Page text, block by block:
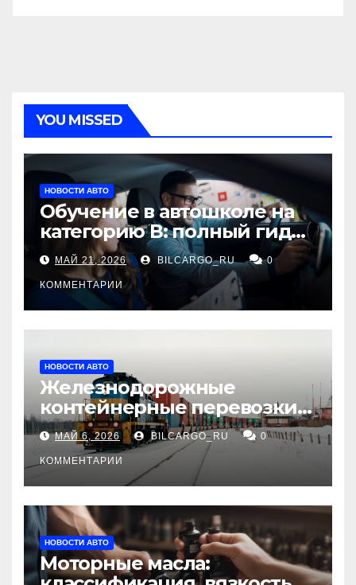
YOU MISSED
НОВОСТИ АВТО
Обучение в автошколе на
категорию В: полный гид
для будущих водителей
МАЙ 21, 2026 BILCARGO_RU 0
КОММЕНТАРИИ
НОВОСТИ АВТО
Железнодорожные
контейнерные перевозки
из Китая в Россию:
маршруты, сроки и
требования
МАЙ 6, 2026 BILCARGO_RU 0
КОММЕНТАРИИ
НОВОСТИ АВТО
Моторные масла: